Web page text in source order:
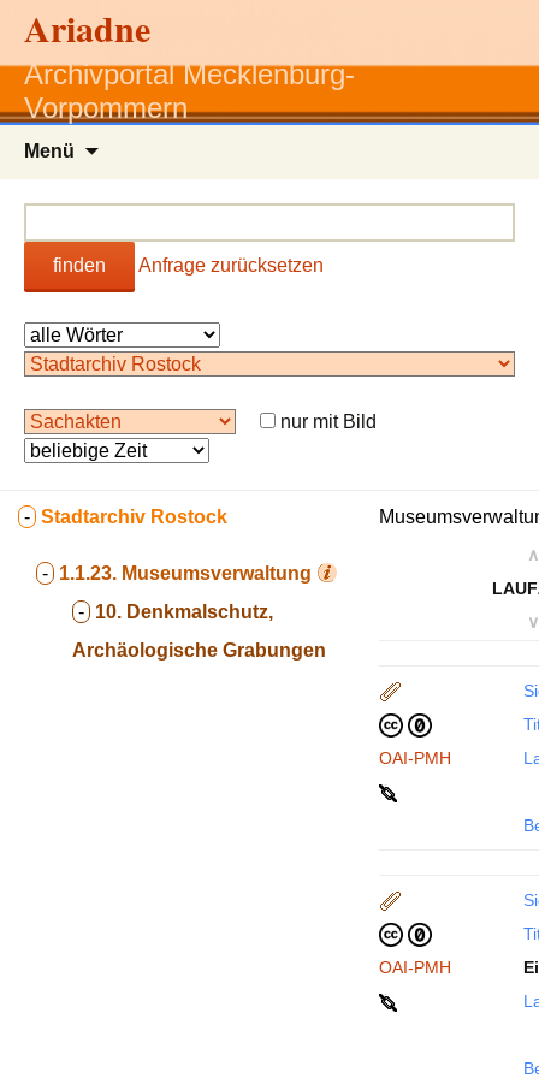
Ariadne
Archivportal Mecklenburg-
Vorpommern
Menü
finden Anfrage zurücksetzen
nur mit Bild
- Stadtarchiv Rostock
- 1.1.23. Museumsverwaltung
- 10. Denkmalschutz,
Archäologische Grabungen
∧
∨
OAI-PMH
OAI-PMH